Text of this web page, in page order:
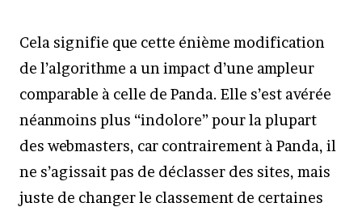
Cela signifie que cette énième modification
de l’algorithme a un impact d’une ampleur
comparable à celle de Panda. Elle s’est avérée
néanmoins plus “indolore” pour la plupart
des webmasters, car contrairement à Panda, il
ne s’agissait pas de déclasser des sites, mais
juste de changer le classement de certaines